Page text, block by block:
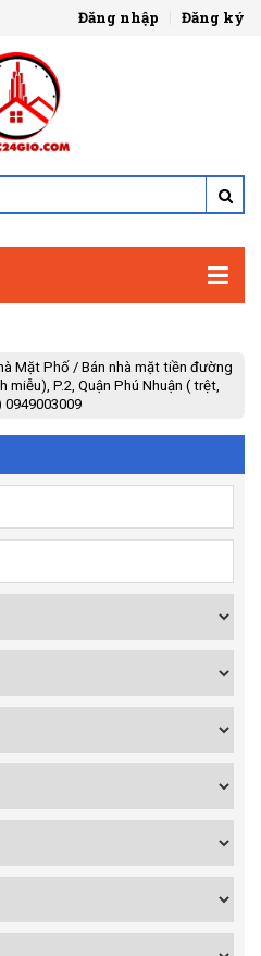
Đăng nhập Đăng ký
Mặt Phố / Bán nhà mặt tiền đường
P.2, Quận Phú Nhuận ( trệt,
0949003009